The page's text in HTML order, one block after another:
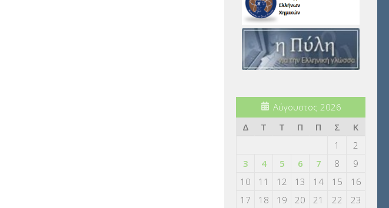
Αύγουστος 2026
Δ
Τ Τ Π Π Σ
Κ
1
2
3
4 5 6 7 8
9
10
11 12 13 14 15
16
17
18 19 20 21 22 23